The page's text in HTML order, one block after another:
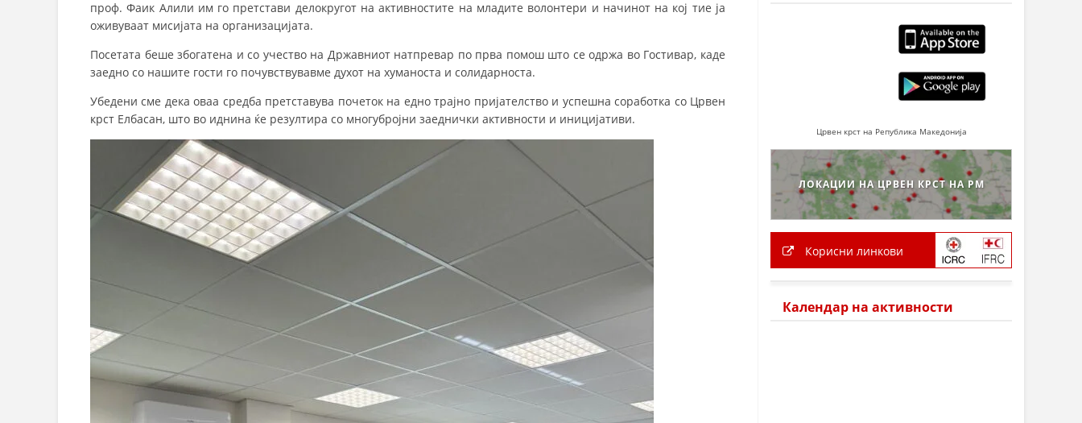
MЕЃУНАРОДНО ХУМАНИТАРНО ПРАВО
ПРОМОЦИЈА НА ХУМАНИ ВРЕДНОСТИ
УПОТРЕБА И ЗАШТИТА НА АМБЛЕМОТ
СОЦИЈАЛНО ХУМАНИТАРНА ДЕЈНОСТ
КАКО ДА ДОНИРАТЕ
ПОДГОТВЕНОСТ И ДЕЈСТВО ПРИ КАТАСТРОФИ
ПРОЕКТИ – ПОДГОТВЕНОСТ И ДЕЈСТВУВАЊЕ ПРИ КАТАСТРОФИ
ОДНОСИ СО ЈАВНОСТ
ИСТРАЖУВАЊЕ НА ЈАВНО МИСЛЕЊЕ
МЕЃУНАРОДНА СОРАБОТКА
проф. Фаик Алили им го претстави делокругот на активностите на младите волонтери и начинот на кој тие ја
оживуваат мисијата на организацијата.
Посетата беше збогатена и со учество на Државниот натпревар по прва помош што се одржа во Гостивар, каде
заедно со нашите гости го почувствувавме духот на хуманоста и солидарноста.
Убедени сме дека оваа средба претставува почеток на едно трајно пријателство и успешна соработка со Црвен
крст Елбасан, што во иднина ќе резултира со многубројни заеднички активности и иницијативи.
Црвен крст на Република Македонија
ЛОКАЦИИ НА ЦРВЕН КРСТ НА РМ
Корисни линкови
Календар на активности